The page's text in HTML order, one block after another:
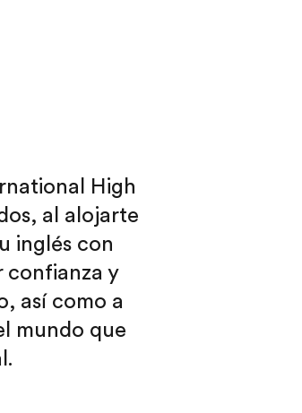
High
al alojarte
inglés con
confianza y
así como a
mundo que